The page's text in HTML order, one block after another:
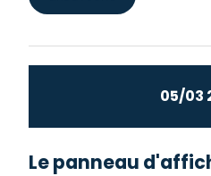
05/03
Le panneau